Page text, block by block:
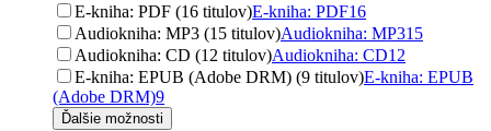
E-kniha: PDF (16 titulov)E-kniha: PDF16
Audiokniha: MP3 (15 titulov)Audiokniha: MP315
Audiokniha: CD (12 titulov)Audiokniha: CD12
E-kniha: EPUB (Adobe DRM) (9 titulov)E-kniha: EPUB
(Adobe DRM)9
Ďalšie možnosti